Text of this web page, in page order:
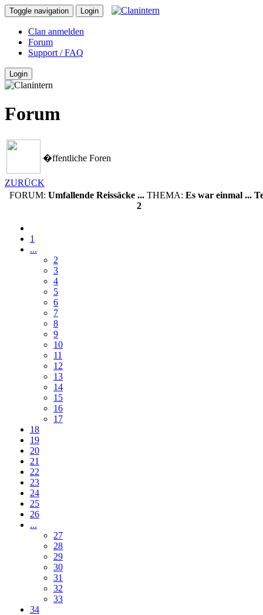
Toggle navigation Login
Clan anmelden
Forum
Support / FAQ
Login
Forum
�ffentliche Foren
ZURÜCK
FORUM: Umfallende Reissäcke ... THEMA: Es war einmal ...
2
1
...
2
3
4
5
6
7
8
9
10
11
12
13
14
15
16
17
18
19
20
21
22
23
24
25
26
...
27
28
29
30
31
32
33
34